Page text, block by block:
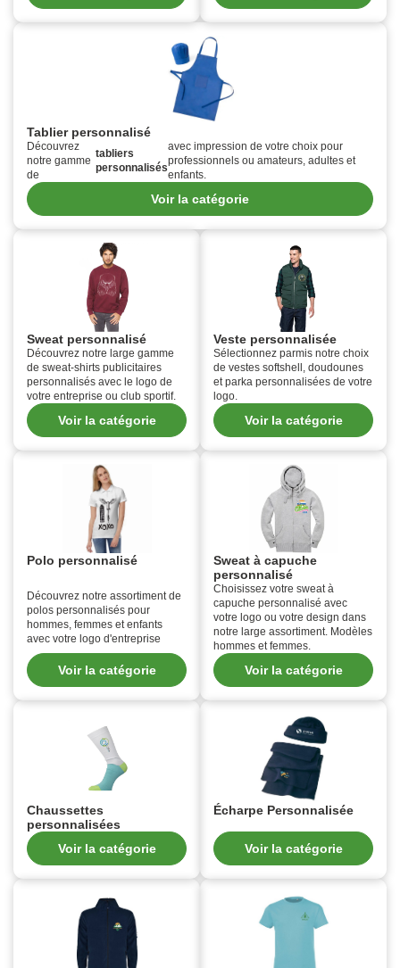
Tablier personnalisé
Découvrez
notre gamme
de
tabliers
personnalisés
avec impression de votre choix pour
professionnels ou amateurs, adultes et
enfants.
Voir la catégorie
Sweat personnalisé
Découvrez notre large gamme
de sweat-shirts publicitaires
personnalisés avec le logo de
votre entreprise ou club sportif.
Voir la catégorie
Veste personnalisée
Sélectionnez parmis notre choix
de vestes softshell, doudounes
et parka personnalisées de votre
logo.
Voir la catégorie
Polo personnalisé
Découvrez notre assortiment de
polos personnalisés pour
hommes, femmes et enfants
avec votre logo d'entreprise
Voir la catégorie
Sweat à capuche
personnalisé
Choisissez votre sweat à
capuche personnalisé avec
votre logo ou votre design dans
notre large assortiment. Modèles
hommes et femmes.
Voir la catégorie
Chaussettes
personnalisées
Voir la catégorie
Écharpe Personnalisée
Voir la catégorie